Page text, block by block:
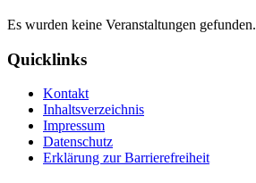
Es wurden keine Veranstaltungen gefunden.
Quicklinks
Kontakt
Inhaltsverzeichnis
Impressum
Datenschutz
Erklärung zur Barrierefreiheit